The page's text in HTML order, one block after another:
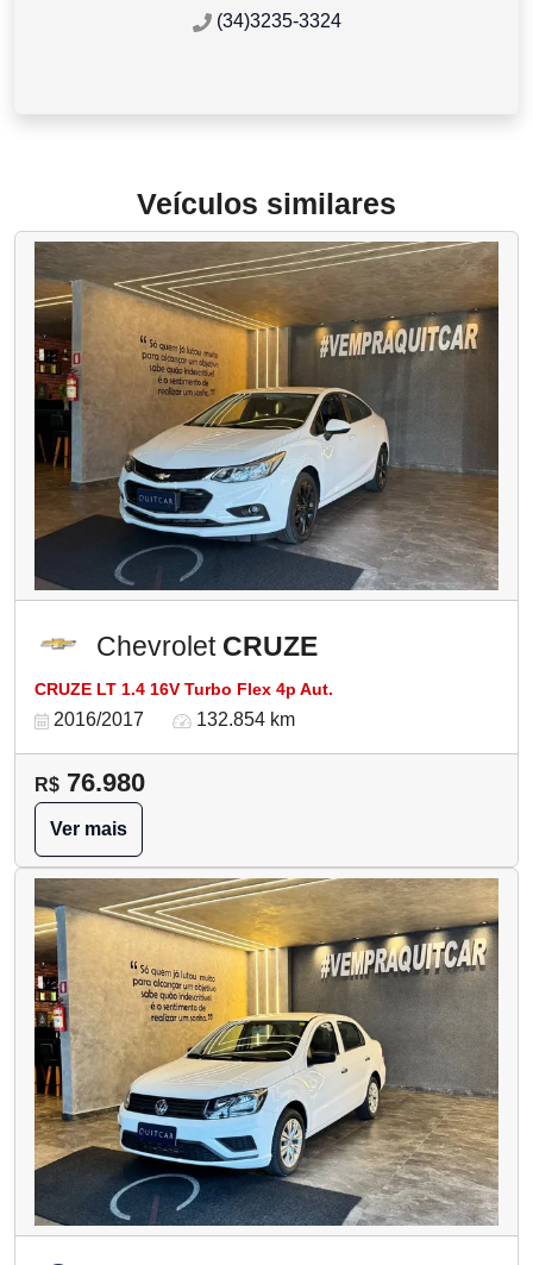
(34)3235-3324
Veículos similares
Chevrolet CRUZE
CRUZE LT 1.4 16V Turbo Flex 4p Aut.
2016/2017 132.854 km
R$ 76.980
Ver mais